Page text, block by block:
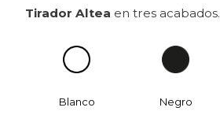
Tirador Altea en tres acabados.
Blanco Negro